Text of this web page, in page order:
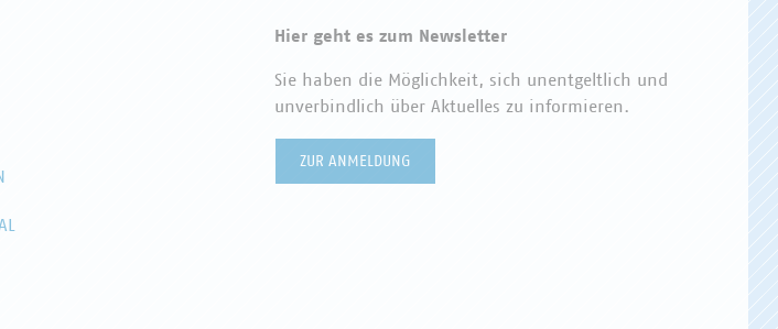
Hier geht es zum Newsletter
Sie haben die Möglichkeit, sich unentgeltlich und
unverbindlich über Aktuelles zu informieren.
ZUR ANMELDUNG